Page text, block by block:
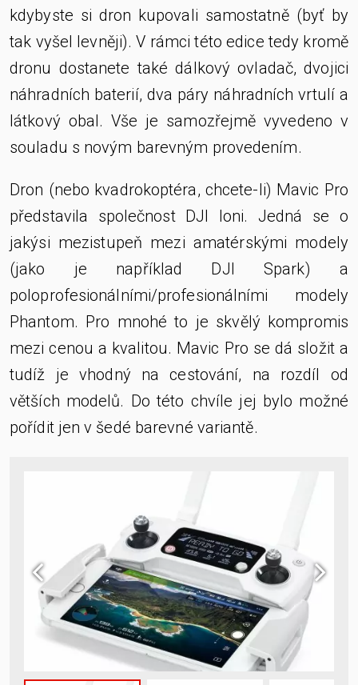
kdybyste si dron kupovali samostatně (byť by
tak vyšel levněji). V rámci této edice tedy kromě
dronu dostanete také dálkový ovladač, dvojici
náhradních baterií, dva páry náhradních vrtulí a
látkový obal. Vše je samozřejmě vyvedeno v
souladu s novým barevným provedením.
Dron (nebo kvadrokoptéra, chcete-li) Mavic Pro
představila společnost DJI loni. Jedná se o
jakýsi mezistupeň mezi amatérskými modely
(jako je například DJI Spark) a
poloprofesionálními/profesionálními modely
Phantom. Pro mnohé to je skvělý kompromis
mezi cenou a kvalitou. Mavic Pro se dá složit a
tudíž je vhodný na cestování, na rozdíl od
větších modelů. Do této chvíle jej bylo možné
pořídit jen v šedé barevné variantě.